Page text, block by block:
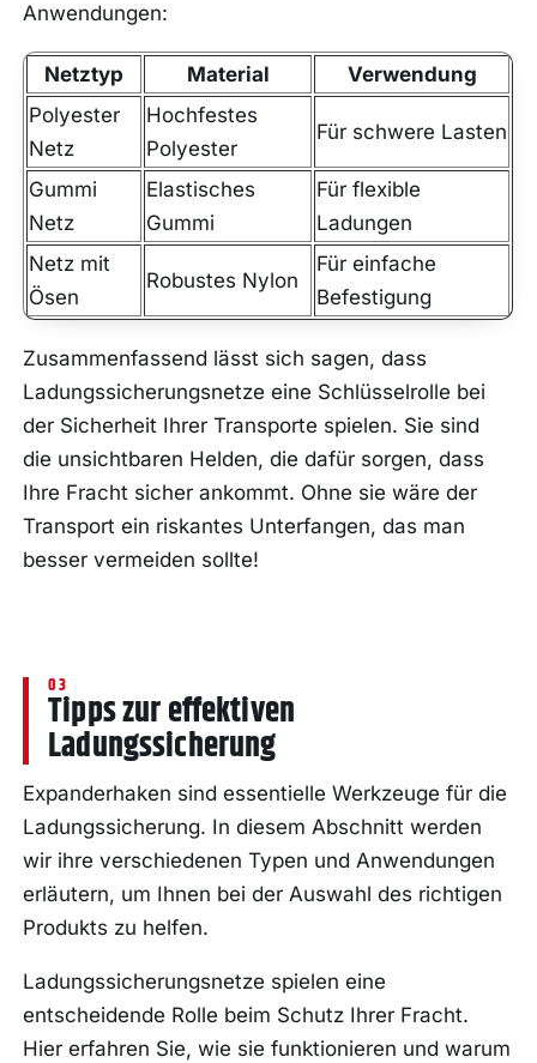
Anwendungen:
Netztyp Material
Verwendung
Polyester
Netz
Hochfestes
Polyester
Für schwere Lasten
Gummi
Netz
Elastisches
Gummi
Für flexible
Ladungen
Netz mit
Ösen
Robustes Nylon
Für einfache
Befestigung
Zusammenfassend lässt sich sagen, dass
Ladungssicherungsnetze eine Schlüsselrolle bei
der Sicherheit Ihrer Transporte spielen. Sie sind
die unsichtbaren Helden, die dafür sorgen, dass
Ihre Fracht sicher ankommt. Ohne sie wäre der
Transport ein riskantes Unterfangen, das man
besser vermeiden sollte!
Tipps zur effektiven
Ladungssicherung
Expanderhaken sind essentielle Werkzeuge für die
Ladungssicherung. In diesem Abschnitt werden
wir ihre verschiedenen Typen und Anwendungen
erläutern, um Ihnen bei der Auswahl des richtigen
Produkts zu helfen.
Ladungssicherungsnetze spielen eine
entscheidende Rolle beim Schutz Ihrer Fracht.
Hier erfahren Sie, wie sie funktionieren und warum